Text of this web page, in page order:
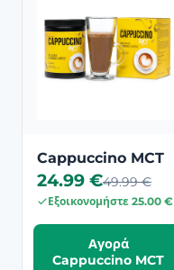
Cappuccino MCT
24.99 €49.99 €
Εξοικονομήστε 25.00 €
Αγορά
Cappuccino MCT